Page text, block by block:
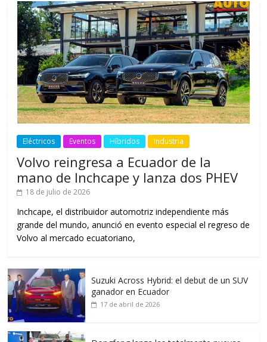
Eléctricos Eventos Híbridos Industria
Volvo reingresa a Ecuador de la
mano de Inchcape y lanza dos PHEV
18 de julio de 2026
Inchcape, el distribuidor automotriz independiente más
grande del mundo, anunció en evento especial el regreso de
Volvo al mercado ecuatoriano,
Suzuki Across Hybrid: el debut de un SUV
ganador en Ecuador
17 de abril de 2026